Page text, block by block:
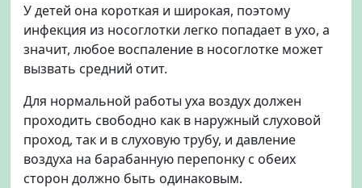
У детей она короткая и широкая, поэтому
инфекция из носоглотки легко попадает в ухо, а
значит, любое воспаление в носоглотке может
вызвать средний отит.
Для нормальной работы уха воздух должен
проходить свободно как в наружный слуховой
проход, так и в слуховую трубу, и давление
воздуха на барабанную перепонку с обеих
сторон должно быть одинаковым.